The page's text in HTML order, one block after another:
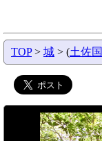
TOP> 城 > (土佐国